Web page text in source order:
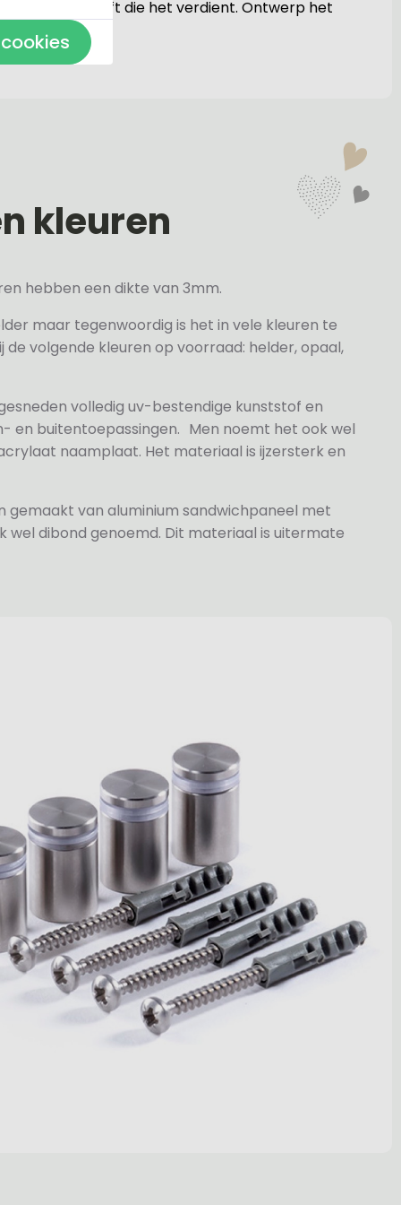
aandacht geeft die het verdient. Ontwerp het
kleuren
hebben een dikte van 3mm.
maar tegenwoordig is het in vele kleuren te
de volgende kleuren op voorraad: helder, opaal,
volledig uv-bestendige kunststof en
en buitentoepassingen. Men noemt het ook wel
naamplaat. Het materiaal is ijzersterk en
gemaakt van aluminium sandwichpaneel met
wel dibond genoemd. Dit materiaal is uitermate